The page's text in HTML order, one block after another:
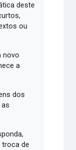
deste
ou
novo
a
dos
de